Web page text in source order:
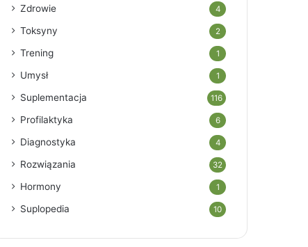
Zdrowie 4
Toksyny 2
Trening 1
Umysł 1
Suplementacja 116
Profilaktyka 6
Diagnostyka 4
Rozwiązania 32
Hormony 1
Suplopedia 10